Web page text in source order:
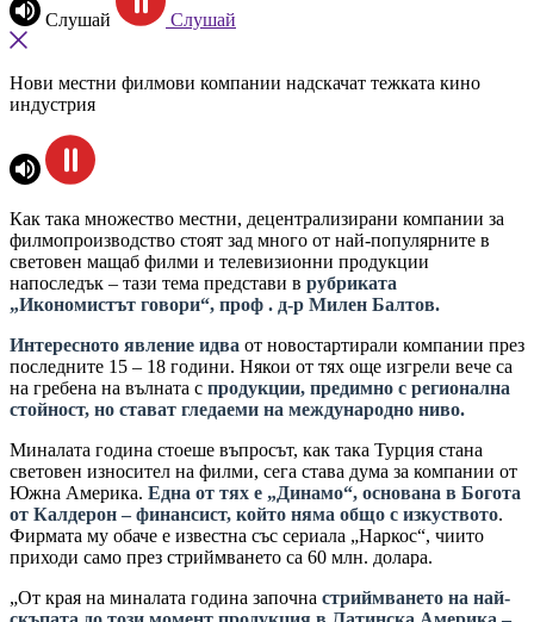
Слушай Слушай
Нови местни филмови компании надскачат тежката кино
индустрия
Как така множество местни, децентрализирани компании за
филмопроизводство стоят зад много от най-популярните в
световен мащаб филми и телевизионни продукции
напоследък – тази тема представи в рубриката
„Икономистът говори“, проф . д-р Милен Балтов.
Интересното явление идва от новостартирали компании през
последните 15 – 18 години. Някои от тях още изгрели вече са
на гребена на вълната с продукции, предимно с регионална
стойност, но стават гледаеми на международно ниво.
Миналата година стоеше въпросът, как така Турция стана
световен износител на филми, сега става дума за компании от
Южна Америка. Една от тях е „Динамо“, основана в Богота
от Калдерон – финансист, който няма общо с изкуството.
Фирмата му обаче е известна със сериала „Наркос“, чиито
приходи само през стриймването са 60 млн. долара.
„От края на миналата година започна стриймването на най-